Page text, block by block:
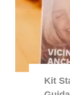
Kit